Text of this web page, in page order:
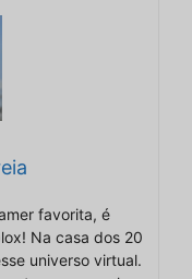
favorita, é
Na casa dos 20
universo virtual.